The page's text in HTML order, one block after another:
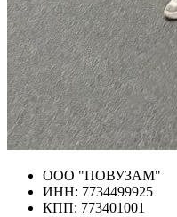
ООО "ПОВУЗАМ"
ИНН: 7734499925
КПП: 773401001